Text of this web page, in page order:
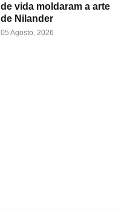
de vida moldaram a arte
de Nilander
05 Agosto, 2026